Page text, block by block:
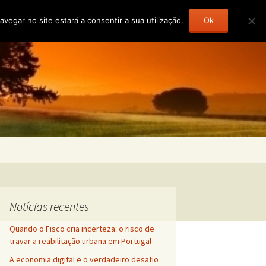
Notícias recentes
Quando o Fisco cria incerteza: o risco de
travar a reabilitação urbana em Portugal
A economia digital e o verdadeiro desafio
no site estará a consentir a sua utilização. Ok